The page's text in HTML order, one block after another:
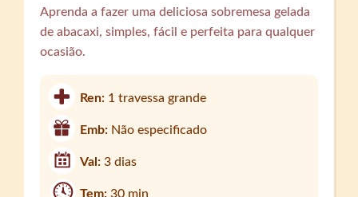
Aprenda a fazer uma deliciosa sobremesa gelada
de abacaxi, simples, fácil e perfeita para qualquer
ocasião.
Ren: 1 travessa grande
Emb: Não especificado
Val:3 dias
Tem:30 min